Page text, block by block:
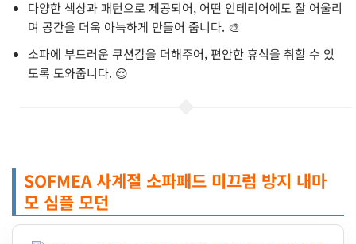
다양한 색상과 패턴으로 제공되어, 어떤 인테리어에도 잘 어울리
며 공간을 더욱 아늑하게 만들어 줍니다. 🎨
소파에 부드러운 쿠션감을 더해주어, 편안한 휴식을 취할 수 있
도록 도와줍니다. 😌
SOFMEA 사계절 소파패드 미끄럼 방지 내마
모 심플 모던